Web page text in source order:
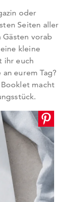
oder
Seiten aller
vorab
kleine
ihr euch
eurem Tag?
macht
Link in Ihrer E-
Gutschein.